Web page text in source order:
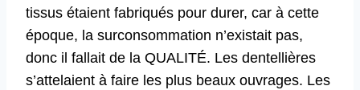
tissus étaient fabriqués pour durer, car à cette
époque, la surconsommation n’existait pas,
donc il fallait de la QUALITÉ. Les dentellières
s’attelaient à faire les plus beaux ouvrages. Les